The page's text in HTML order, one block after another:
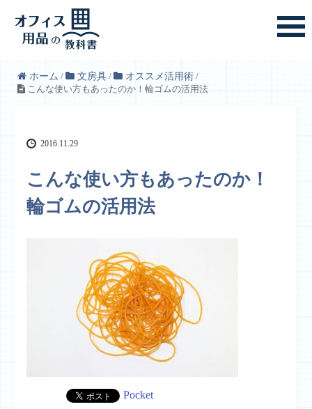
ホーム / 文房具 / オススメ活用術 /
こんな使い方もあったのか！輪ゴムの活用法
2016.11.29
こんな使い方もあったのか！
輪ゴムの活用法
Pocket